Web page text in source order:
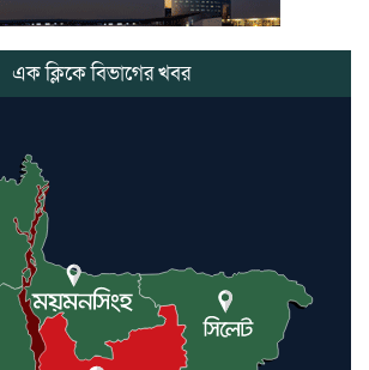
ভোলাগঞ্জ স্থলবন্দরে এলসি আটকে
হয়রানির অভিযোগ, বিএনপির সাবেক
সভাপতির
গলিত মরদেহ উদ্ধার
লন্ডনে আদমপুর ইউনাইটেড কলেজ
বাস্তবায়ন নিয়ে আলোচনা সভা
এক ক্লিকে বিভাগের খবর